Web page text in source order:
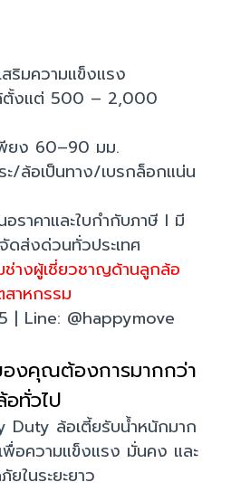
ริมความแข็งแรง
ตั้งแต่ 500 – 2,000
ยง 60–90 มม.
/ล้อเป็นทาง/เบรกล็อกแน่น
อราคาและใบกำกับภาษี I มี
ดส่งด่วนทั่วประเทศ
ช่างผู้เชี่ยวชาญด้านลูกล้อ
าหกรรม
| Line: @happymove
องคุณต้องการมากกว่า
อทั่วไป
Duty ล้อเตี้ยรับน้ำหนักมาก
อความแข็งแรง มั่นคง และ
ยในระยะยาว